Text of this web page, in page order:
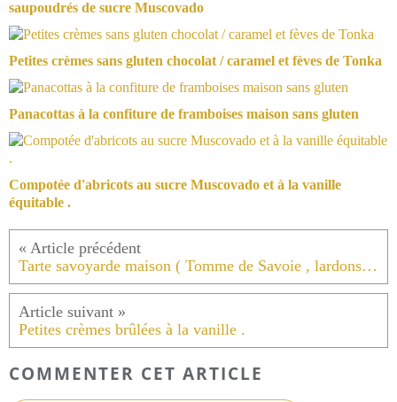
saupoudrés de sucre Muscovado
Petites crèmes sans gluten chocolat / caramel et fèves de Tonka
Panacottas à la confiture de framboises maison sans gluten
Compotée d'abricots au sucre Muscovado et à la vanille
équitable .
Tarte savoyarde maison ( Tomme de Savoie , lardons , pommes de terres et emmental ) au poivre de noir de Cubèbe.
Petites crèmes brûlées à la vanille .
COMMENTER CET ARTICLE